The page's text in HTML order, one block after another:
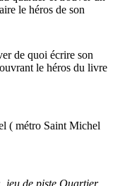
le héros de son
de quoi écrire son
le héros du livre
( métro Saint Michel
jeu de piste Quartier